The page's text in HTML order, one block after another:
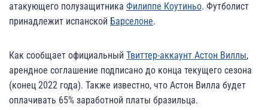
атакующего полузащитника Филиппе Коутиньо. Футболист
принадлежит испанской Барселоне.
Как сообщает официальный Твиттер-аккаунт Астон Виллы,
арендное соглашение подписано до конца текущего сезона
(конец 2022 года). Также известно, что Астон Вилла будет
оплачивать 65% заработной платы бразильца.